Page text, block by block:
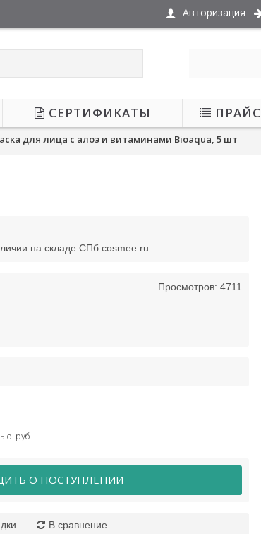
Авторизация
СЕРТИФИКАТЫ ПРАЙС
для лица с алоэ и витаминами Bioaqua, 5 шт
₽
на складе СПб cosmee.ru
Просмотров: 4711
руб
О ПОСТУПЛЕНИИ
В сравнение